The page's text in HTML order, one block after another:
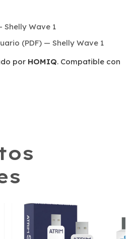
Wave 1
(PDF) — Shelly Wave 1
por HOMIQ. Compatible con